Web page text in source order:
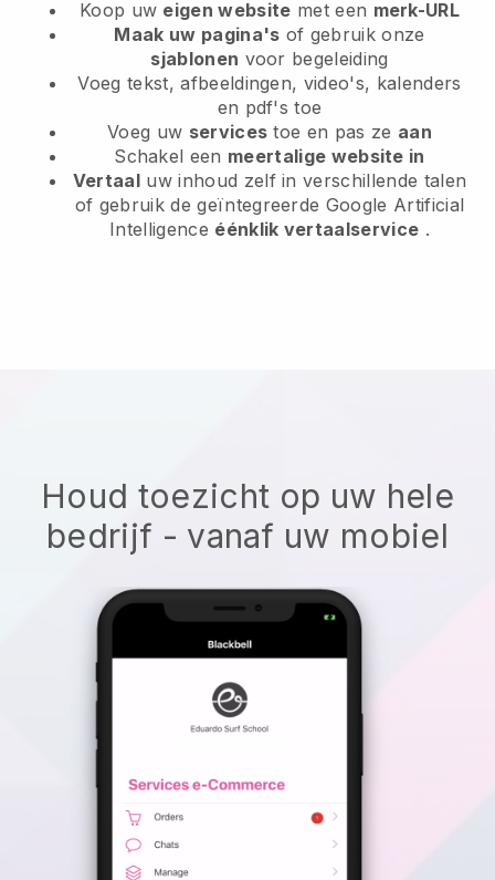
Koop uw eigen website met een merk-URL
Maak uw pagina's of gebruik onze
sjablonen voor begeleiding
Voeg tekst, afbeeldingen, video's, kalenders
en pdf's toe
Voeg uw services toe en pas ze aan
Schakel een meertalige website in
Vertaal uw inhoud zelf in verschillende talen
of gebruik de geïntegreerde Google Artificial
Intelligence éénklik vertaalservice .
Houd toezicht op uw hele
bedrijf - vanaf uw mobiel